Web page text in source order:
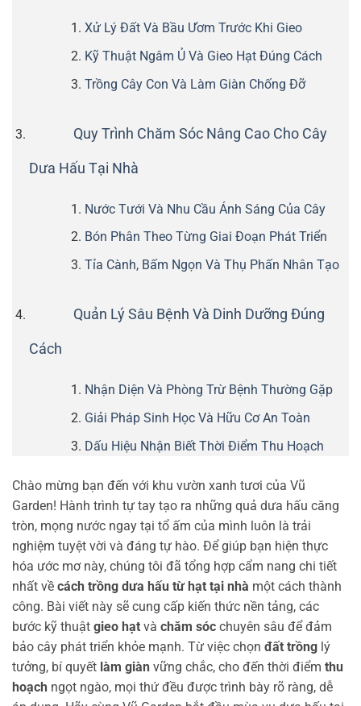
Xử Lý Đất Và Bầu Ươm Trước Khi Gieo
Kỹ Thuật Ngâm Ủ Và Gieo Hạt Đúng Cách
Trồng Cây Con Và Làm Giàn Chống Đỡ
Quy Trình Chăm Sóc Nâng Cao Cho Cây
Dưa Hấu Tại Nhà
Nước Tưới Và Nhu Cầu Ánh Sáng Của Cây
Bón Phân Theo Từng Giai Đoạn Phát Triển
Tỉa Cành, Bấm Ngọn Và Thụ Phấn Nhân Tạo
Quản Lý Sâu Bệnh Và Dinh Dưỡng Đúng
Cách
Nhận Diện Và Phòng Trừ Bệnh Thường Gặp
Giải Pháp Sinh Học Và Hữu Cơ An Toàn
Dấu Hiệu Nhận Biết Thời Điểm Thu Hoạch
Chào mừng bạn đến với khu vườn xanh tươi của Vũ
Garden! Hành trình tự tay tạo ra những quả dưa hấu căng
tròn, mọng nước ngay tại tổ ấm của mình luôn là trải
nghiệm tuyệt vời và đáng tự hào. Để giúp bạn hiện thực
hóa ước mơ này, chúng tôi đã tổng hợp cẩm nang chi tiết
nhất về cách trồng dưa hấu từ hạt tại nhà một cách thành
công. Bài viết này sẽ cung cấp kiến thức nền tảng, các
bước kỹ thuật gieo hạt và chăm sóc chuyên sâu để đảm
bảo cây phát triển khỏe mạnh. Từ việc chọn đất trồng lý
tưởng, bí quyết làm giàn vững chắc, cho đến thời điểm thu
hoạch ngọt ngào, mọi thứ đều được trình bày rõ ràng, dễ